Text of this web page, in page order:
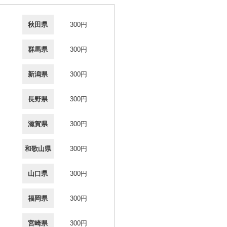
秋田県 300円
群馬県 300円
新潟県 300円
長野県 300円
滋賀県 300円
和歌山県 300円
山口県 300円
福岡県 300円
宮崎県 300円